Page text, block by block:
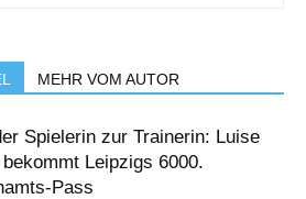
MEHR VOM AUTOR
Spielerin zur Trainerin: Luise
bekommt Leipzigs 6000.
Pass